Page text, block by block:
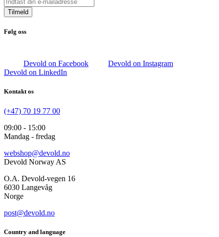
Tilmeld
Følg oss
Devold on Facebook
Devold on Instagram
Devold on LinkedIn
Kontakt os
(+47) 70 19 77 00
09:00 - 15:00
Mandag - fredag
webshop@devold.no
Devold Norway AS
O.A. Devold-vegen 16
6030 Langevåg
Norge
post@devold.no
Country and language